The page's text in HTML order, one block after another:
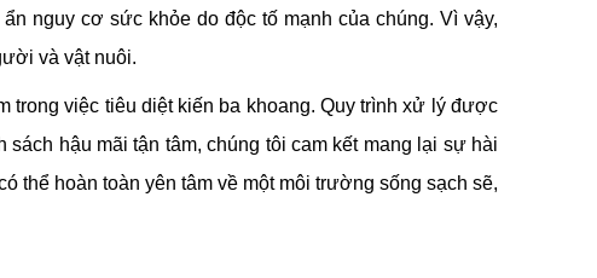
nguy cơ sức khỏe do độc tố mạnh của chúng. Vì vậy,
và vật nuôi.
trong việc tiêu diệt kiến ba khoang. Quy trình xử lý được
hậu mãi tận tâm, chúng tôi cam kết mang lại sự hài
thể hoàn toàn yên tâm về một môi trường sống sạch sẽ,